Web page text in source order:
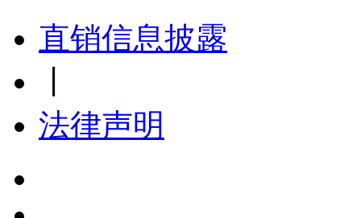
直销信息披露
法律声明